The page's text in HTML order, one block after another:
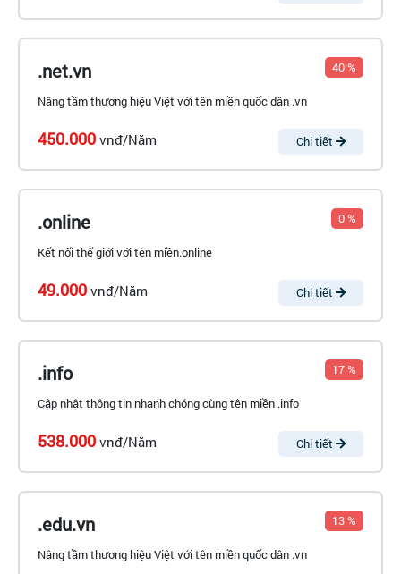
.net.vn
Nâng tầm thương hiệu Việt với tên miền quốc dân .vn
40 %
450.000 vnđ/Năm Chi tiết
.online
Kết nối thế giới với tên miền.online
0 %
49.000 vnđ/Năm Chi tiết
.info
Cập nhật thông tin nhanh chóng cùng tên miền .info
17 %
538.000 vnđ/Năm Chi tiết
.edu.vn
Nâng tầm thương hiệu Việt với tên miền quốc dân .vn
13 %